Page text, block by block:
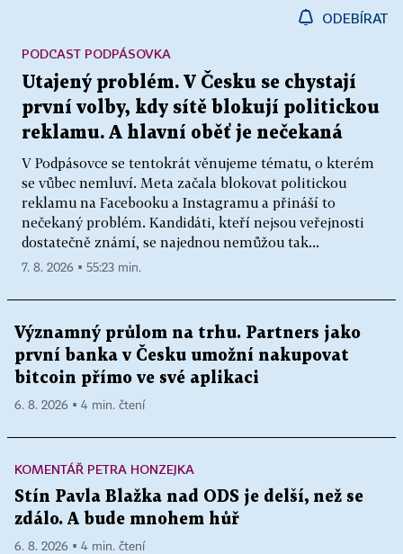
ODEBÍRAT
Utajený problém. V Česku se chystají
první volby, kdy sítě blokují politickou
reklamu. A hlavní oběť je nečekaná
V Podpásovce se tentokrát věnujeme tématu, o kterém
se vůbec nemluví. Meta začala blokovat politickou
reklamu na Facebooku a Instagramu a přináší to
nečekaný problém. Kandidáti, kteří nejsou veřejnosti
dostatečně známí, se najednou nemůžou tak...
PODCAST PODPÁSOVKA
7. 8. 2026 ▪ 55:23 min.
Významný průlom na trhu. Partners jako
první banka v Česku umožní nakupovat
bitcoin přímo ve své aplikaci
6. 8. 2026 ▪ 4 min. čtení
KOMENTÁŘ PETRA HONZEJKA
Stín Pavla Blažka nad ODS je delší, než se
zdálo. A bude mnohem hůř
6. 8. 2026 ▪ 4 min. čtení